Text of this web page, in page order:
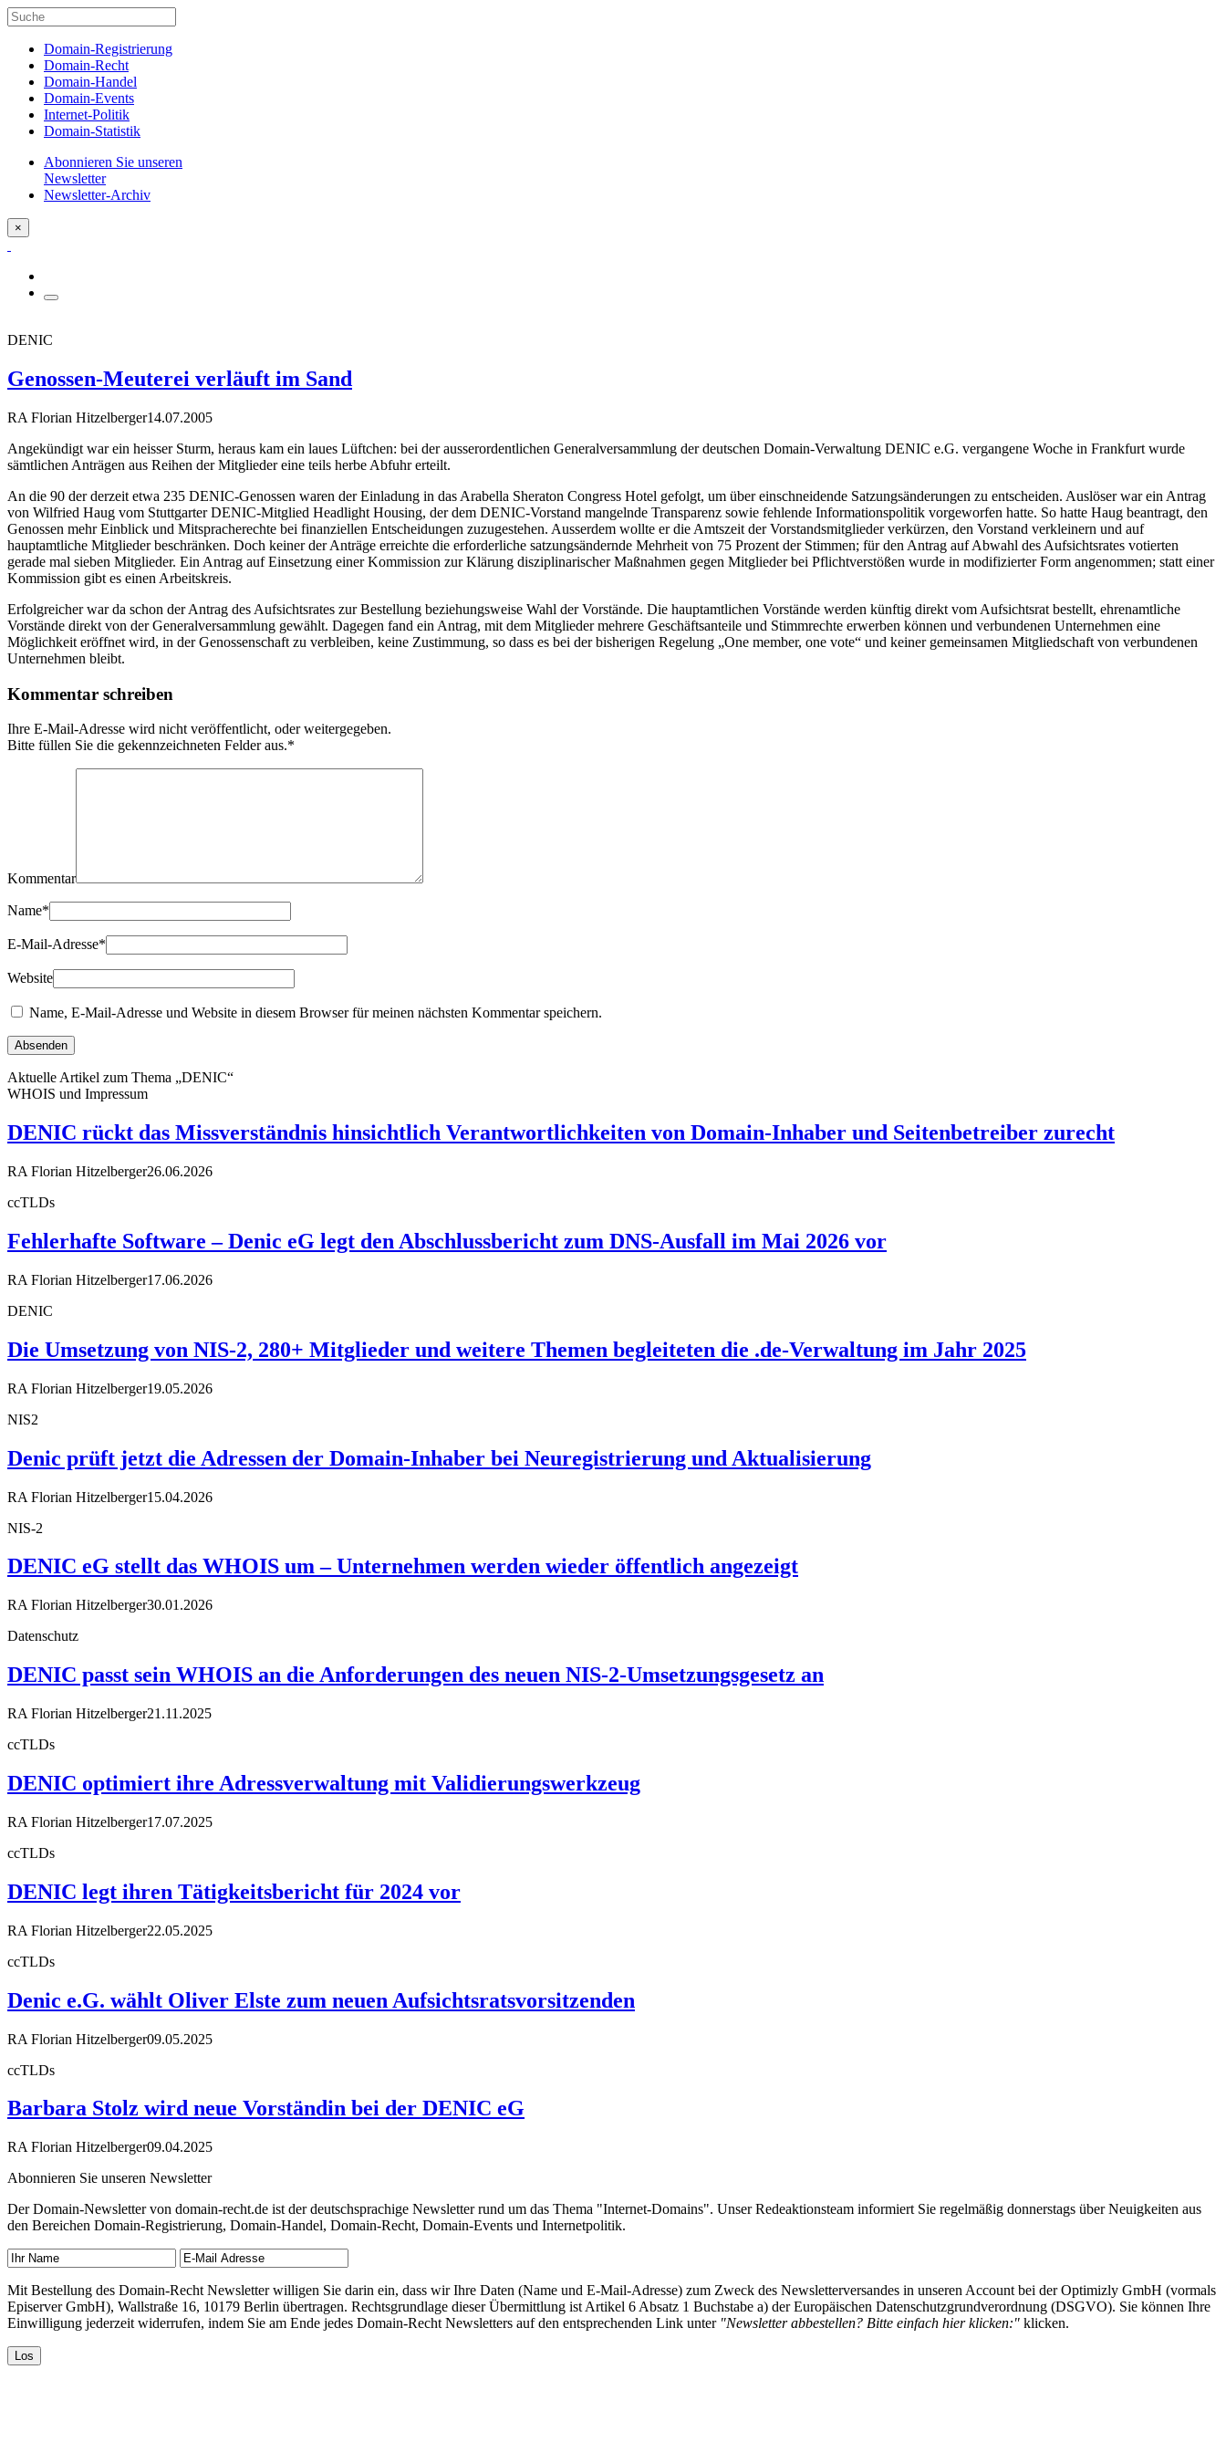
Domain-Registrierung
Domain-Recht
Domain-Handel
Domain-Events
Internet-Politik
Domain-Statistik
Abonnieren Sie unseren
Newsletter
Newsletter-Archiv
×
DENIC
Genossen-Meuterei verläuft im Sand
RA Florian Hitzelberger14.07.2005
Angekündigt war ein heisser Sturm, heraus kam ein laues Lüftchen: bei der ausserordentlichen Generalversammlung der deutschen Domain-Verwaltung DENIC e.G. vergangene Woche in Frankfurt wurde
sämtlichen Anträgen aus Reihen der Mitglieder eine teils herbe Abfuhr erteilt.
An die 90 der derzeit etwa 235 DENIC-Genossen waren der Einladung in das Arabella Sheraton Congress Hotel gefolgt, um über einschneidende Satzungsänderungen zu entscheiden. Auslöser war ein Antrag
von Wilfried Haug vom Stuttgarter DENIC-Mitglied Headlight Housing, der dem DENIC-Vorstand mangelnde Transparenz sowie fehlende Informationspolitik vorgeworfen hatte. So hatte Haug beantragt, den
Genossen mehr Einblick und Mitspracherechte bei finanziellen Entscheidungen zuzugestehen. Ausserdem wollte er die Amtszeit der Vorstandsmitglieder verkürzen, den Vorstand verkleinern und auf
hauptamtliche Mitglieder beschränken. Doch keiner der Anträge erreichte die erforderliche satzungsändernde Mehrheit von 75 Prozent der Stimmen; für den Antrag auf Abwahl des Aufsichtsrates votierten
gerade mal sieben Mitglieder. Ein Antrag auf Einsetzung einer Kommission zur Klärung disziplinarischer Maßnahmen gegen Mitglieder bei Pflichtverstößen wurde in modifizierter Form angenommen; statt einer
Kommission gibt es einen Arbeitskreis.
Erfolgreicher war da schon der Antrag des Aufsichtsrates zur Bestellung beziehungsweise Wahl der Vorstände. Die hauptamtlichen Vorstände werden künftig direkt vom Aufsichtsrat bestellt, ehrenamtliche
Vorstände direkt von der Generalversammlung gewählt. Dagegen fand ein Antrag, mit dem Mitglieder mehrere Geschäftsanteile und Stimmrechte erwerben können und verbundenen Unternehmen eine
Möglichkeit eröffnet wird, in der Genossenschaft zu verbleiben, keine Zustimmung, so dass es bei der bisherigen Regelung „One member, one vote“ und keiner gemeinsamen Mitgliedschaft von verbundenen
Unternehmen bleibt.
Kommentar schreiben
Ihre E-Mail-Adresse wird nicht veröffentlicht, oder weitergegeben.
Bitte füllen Sie die gekennzeichneten Felder aus.*
Kommentar
Name*
E-Mail-Adresse*
Website
Name, E-Mail-Adresse und Website in diesem Browser für meinen nächsten Kommentar speichern.
Aktuelle Artikel zum Thema „DENIC“
WHOIS und Impressum
DENIC rückt das Missverständnis hinsichtlich Verantwortlichkeiten von Domain-Inhaber und Seitenbetreiber zurecht
RA Florian Hitzelberger26.06.2026
ccTLDs
Fehlerhafte Software – Denic eG legt den Abschlussbericht zum DNS-Ausfall im Mai 2026 vor
RA Florian Hitzelberger17.06.2026
DENIC
Die Umsetzung von NIS-2, 280+ Mitglieder und weitere Themen begleiteten die .de-Verwaltung im Jahr 2025
RA Florian Hitzelberger19.05.2026
NIS2
Denic prüft jetzt die Adressen der Domain-Inhaber bei Neuregistrierung und Aktualisierung
RA Florian Hitzelberger15.04.2026
NIS-2
DENIC eG stellt das WHOIS um – Unternehmen werden wieder öffentlich angezeigt
RA Florian Hitzelberger30.01.2026
Datenschutz
DENIC passt sein WHOIS an die Anforderungen des neuen NIS-2-Umsetzungsgesetz an
RA Florian Hitzelberger21.11.2025
ccTLDs
DENIC optimiert ihre Adressverwaltung mit Validierungswerkzeug
RA Florian Hitzelberger17.07.2025
ccTLDs
DENIC legt ihren Tätigkeitsbericht für 2024 vor
RA Florian Hitzelberger22.05.2025
ccTLDs
Denic e.G. wählt Oliver Elste zum neuen Aufsichtsratsvorsitzenden
RA Florian Hitzelberger09.05.2025
ccTLDs
Barbara Stolz wird neue Vorständin bei der DENIC eG
RA Florian Hitzelberger09.04.2025
Abonnieren Sie unseren Newsletter
Der Domain-Newsletter von domain-recht.de ist der deutschsprachige Newsletter rund um das Thema "Internet-Domains". Unser Redeaktionsteam informiert Sie regelmäßig donnerstags über Neuigkeiten aus
den Bereichen Domain-Registrierung, Domain-Handel, Domain-Recht, Domain-Events und Internetpolitik.
Mit Bestellung des Domain-Recht Newsletter willigen Sie darin ein, dass wir Ihre Daten (Name und E-Mail-Adresse) zum Zweck des Newsletterversandes in unseren Account bei der Optimizly GmbH (vormals
Episerver GmbH), Wallstraße 16, 10179 Berlin übertragen. Rechtsgrundlage dieser Übermittlung ist Artikel 6 Absatz 1 Buchstabe a) der Europäischen Datenschutzgrundverordnung (DSGVO). Sie können Ihre
Einwilligung jederzeit widerrufen, indem Sie am Ende jedes Domain-Recht Newsletters auf den entsprechenden Link unter "Newsletter abbestellen? Bitte einfach hier klicken:" klicken.